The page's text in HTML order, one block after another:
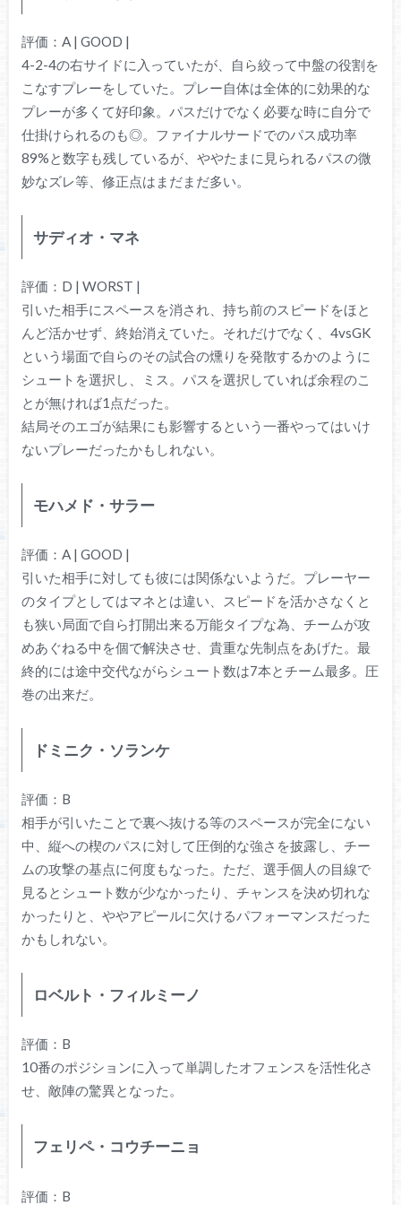
評価：A | GOOD |
4-2-4の右サイドに入っていたが、自ら絞って中盤の役割を
こなすプレーをしていた。プレー自体は全体的に効果的な
プレーが多くて好印象。パスだけでなく必要な時に自分で
仕掛けられるのも◎。ファイナルサードでのパス成功率
89%と数字も残しているが、ややたまに見られるパスの微
妙なズレ等、修正点はまだまだ多い。
サディオ・マネ
評価：D | WORST |
引いた相手にスペースを消され、持ち前のスピードをほと
んど活かせず、終始消えていた。それだけでなく、4vsGK
という場面で自らのその試合の燻りを発散するかのように
シュートを選択し、ミス。パスを選択していれば余程のこ
とが無ければ1点だった。
結局そのエゴが結果にも影響するという一番やってはいけ
ないプレーだったかもしれない。
モハメド・サラー
評価：A | GOOD |
引いた相手に対しても彼には関係ないようだ。プレーヤー
のタイプとしてはマネとは違い、スピードを活かさなくと
も狭い局面で自ら打開出来る万能タイプな為、チームが攻
めあぐねる中を個で解決させ、貴重な先制点をあげた。最
終的には途中交代ながらシュート数は7本とチーム最多。圧
巻の出来だ。
ドミニク・ソランケ
評価：B
相手が引いたことで裏へ抜ける等のスペースが完全にない
中、縦への楔のパスに対して圧倒的な強さを披露し、チー
ムの攻撃の基点に何度もなった。ただ、選手個人の目線で
見るとシュート数が少なかったり、チャンスを決め切れな
かったりと、ややアピールに欠けるパフォーマンスだった
かもしれない。
ロベルト・フィルミーノ
評価：B
10番のポジションに入って単調したオフェンスを活性化さ
せ、敵陣の驚異となった。
フェリペ・コウチーニョ
評価：B